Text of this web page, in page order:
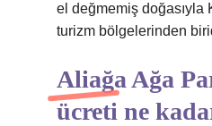
el değmemiş doğasıyla
turizm bölgelerinden
Aliağa Ağa
ücreti ne